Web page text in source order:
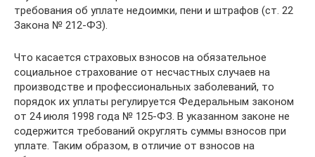
требования об уплате недоимки, пени и штрафов (ст. 22
Закона № 212-ФЗ).
Что касается страховых взносов на обязательное
социальное страхование от несчастных случаев на
производстве и профессиональных заболеваний, то
порядок их уплаты регулируется Федеральным законом
от 24 июля 1998 года № 125-ФЗ. В указанном законе не
содержится требований округлять суммы взносов при
уплате. Таким образом, в отличие от взносов на